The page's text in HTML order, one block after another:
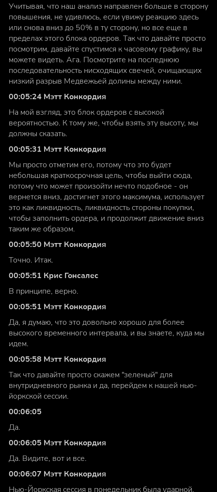
Учитывая, что наш анализ направлен больше в сторону
повышения, не удивлюсь, если увижу реакцию здесь
или снова вниз до 50% в ту сторону, но все еще в
пределах этого блока ордеров. Так что давайте просто
посмотрим, давайте спустимся к часовому графику, вы
можете видеть. Ага. Посмотрите на последнюю
последовательность нисходящих свечей, очищающих
низкий разрыв Медвежьей долины между ними.
00:05:24 Мэтт Конкордия
На мой взгляд, это блок ордеров с высокой
вероятностью. К тому же, чтобы взять эту высоту, мы
должны сказать.
00:05:31 Мэтт Конкордия
Мы просто отметим его, потому что это будет
небольшая краткосрочная цель, чтобы выйти сюда,
потому что может произойти нечто подобное - он
вернется вниз, достигнет этого максимума, использует
это как ликвидность, ликвидность стороны покупки,
чтобы заполнить ордера, и продолжит движение вниз
таким же образом.
00:05:50 Мэтт Конкордия
Точно. Итак.
00:05:51 Крис Гонсалес
В принципе, верно.
00:05:51 Мэтт Конкордия
Да, я думаю, что это довольно хорошо для более
высокого временного интервала, и вы знаете, куда мы
идем.
00:05:58 Мэтт Конкордия
Так что давайте просто скажем "зеленый" для
внутридневного рынка и да, перейдем к нашей нью-
йоркской сессии.
00:06:05
Да.
00:06:05 Мэтт Конкордия
Да. Видите, вот и все.
00:06:07 Мэтт Конкордия
Нью-Йоркская сессия в понедельник была ударной.